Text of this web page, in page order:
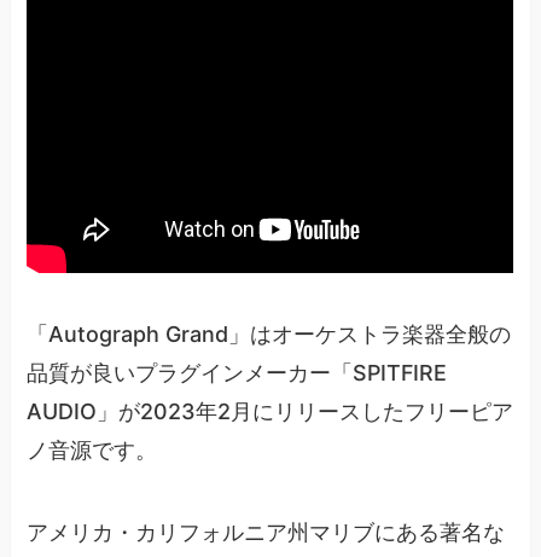
「Autograph Grand」はオーケストラ楽器全般の
品質が良いプラグインメーカー「SPITFIRE
AUDIO」が2023年2月にリリースしたフリーピア
ノ音源です。
アメリカ・カリフォルニア州マリブにある著名な